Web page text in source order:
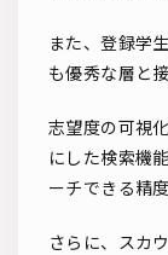
また、登録学
も優秀な層と
志望度の可視
にした検索機
ーチできる精
さらに、スカ